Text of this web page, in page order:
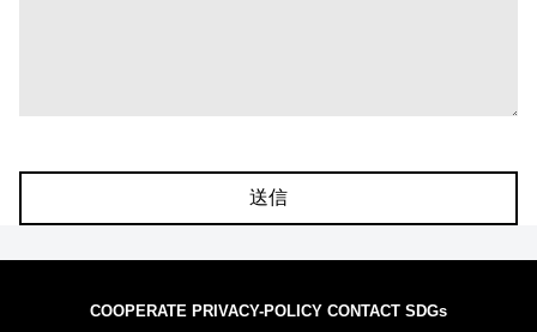
COOPERATE PRIVACY-POLICY CONTACT SDGs